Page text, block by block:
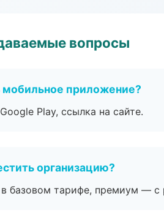
вопросы
мобильное приложение?
Play, ссылка на сайте.
организацию?
в базовом тарифе, премиум —